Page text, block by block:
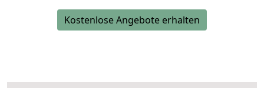
Kostenlose Angebote erhalten